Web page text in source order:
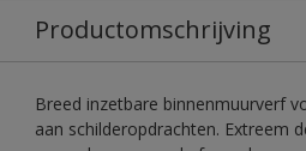
Productomschrijving
Breed inzetbare binnenmuurverf
aan schilderopdrachten. Extreem